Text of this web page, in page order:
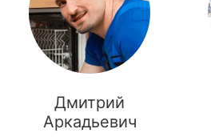
Дмитрий
Аркадьевич